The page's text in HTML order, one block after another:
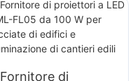
Fornitore di